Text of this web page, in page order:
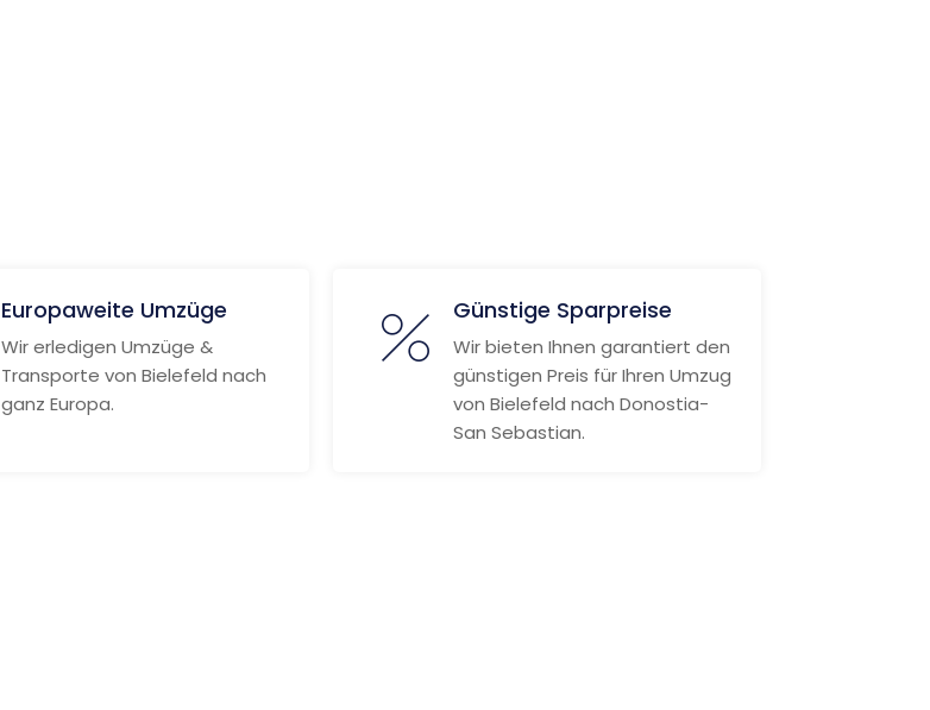
Europaweite Umzüge
Wir erledigen Umzüge &
Transporte von Bielefeld nach
ganz Europa.
Günstige Sparpreise
Wir bieten Ihnen garantiert den
günstigen Preis für Ihren Umzug
von Bielefeld nach Donostia-
San Sebastian.